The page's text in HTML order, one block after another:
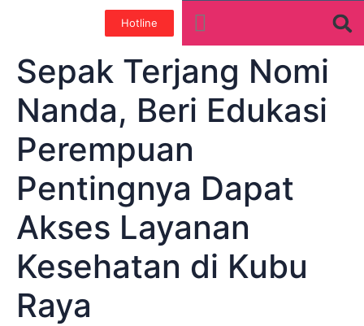
Hotline
Sepak Terjang Nomi
Nanda, Beri Edukasi
Perempuan
Pentingnya Dapat
Akses Layanan
Kesehatan di Kubu
Raya